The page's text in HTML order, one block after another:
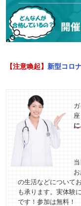
【注意喚起】 新型コロ
の生活などについて
も承ります。実体験
です！参加は無料！